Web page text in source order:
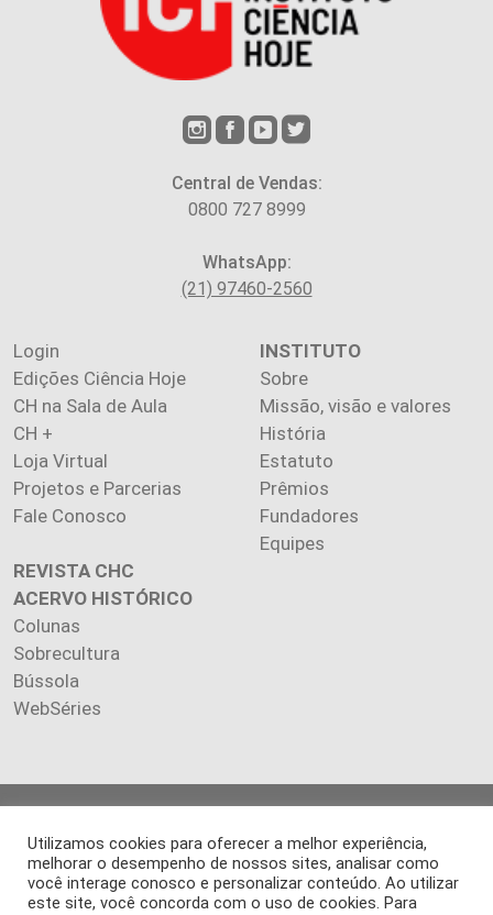
Central de Vendas:
0800 727 8999
WhatsApp:
(21) 97460-2560
Login
Edições Ciência Hoje
CH na Sala de Aula
CH +
Loja Virtual
Projetos e Parcerias
Fale Conosco
INSTITUTO
Sobre
Missão, visão e valores
História
Estatuto
Prêmios
Fundadores
Equipes
REVISTA CHC
ACERVO HISTÓRICO
Colunas
Sobrecultura
Bússola
WebSéries
reservados.
Os artigos publicados na revista refletem exclusivamente a
opinião de seus autores.
Utilizamos cookies para oferecer a melhor experiência,
melhorar o desempenho de nossos sites, analisar como
você interage conosco e personalizar conteúdo. Ao utilizar
este site, você concorda com o uso de cookies. Para